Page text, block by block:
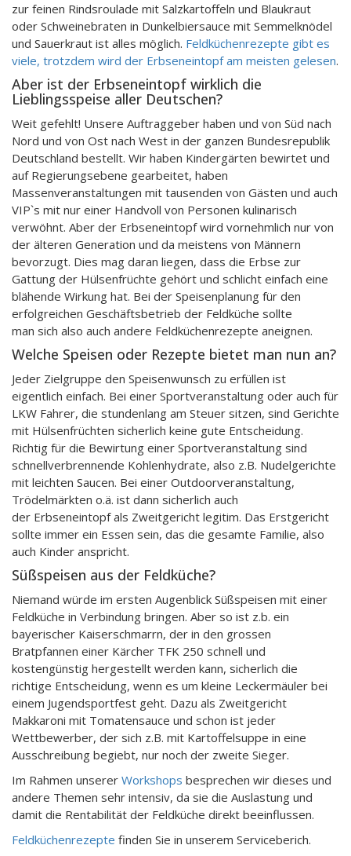
zur feinen Rindsroulade mit Salzkartoffeln und Blaukraut
oder Schweinebraten in Dunkelbiersauce mit Semmelknödel
und Sauerkraut ist alles möglich. Feldküchenrezepte gibt es
viele, trotzdem wird der Erbseneintopf am meisten gelesen.
Aber ist der Erbseneintopf wirklich die
Lieblingsspeise aller Deutschen?
Weit gefehlt! Unsere Auftraggeber haben und von Süd nach
Nord und von Ost nach West in der ganzen Bundesrepublik
Deutschland bestellt. Wir haben Kindergärten bewirtet und
auf Regierungsebene gearbeitet, haben
Massenveranstaltungen mit tausenden von Gästen und auch
VIP`s mit nur einer Handvoll von Personen kulinarisch
verwöhnt. Aber der Erbseneintopf wird vornehmlich nur von
der älteren Generation und da meistens von Männern
bevorzugt. Dies mag daran liegen, dass die Erbse zur
Gattung der Hülsenfrüchte gehört und schlicht einfach eine
blähende Wirkung hat. Bei der Speisenplanung für den
erfolgreichen Geschäftsbetrieb der Feldküche sollte
man sich also auch andere Feldküchenrezepte aneignen.
Welche Speisen oder Rezepte bietet man nun an?
Jeder Zielgruppe den Speisenwunsch zu erfüllen ist
eigentlich einfach. Bei einer Sportveranstaltung oder auch für
LKW Fahrer, die stundenlang am Steuer sitzen, sind Gerichte
mit Hülsenfrüchten sicherlich keine gute Entscheidung.
Richtig für die Bewirtung einer Sportveranstaltung sind
schnellverbrennende Kohlenhydrate, also z.B. Nudelgerichte
mit leichten Saucen. Bei einer Outdoorveranstaltung,
Trödelmärkten o.ä. ist dann sicherlich auch
der Erbseneintopf als Zweitgericht legitim. Das Erstgericht
sollte immer ein Essen sein, das die gesamte Familie, also
auch Kinder anspricht.
Süßspeisen aus der Feldküche?
Niemand würde im ersten Augenblick Süßspeisen mit einer
Feldküche in Verbindung bringen. Aber so ist z.b. ein
bayerischer Kaiserschmarrn, der in den grossen
Bratpfannen einer Kärcher TFK 250 schnell und
kostengünstig hergestellt werden kann, sicherlich die
richtige Entscheidung, wenn es um kleine Leckermäuler bei
einem Jugendsportfest geht. Dazu als Zweitgericht
Makkaroni mit Tomatensauce und schon ist jeder
Wettbewerber, der sich z.B. mit Kartoffelsuppe in eine
Ausschreibung begiebt, nur noch der zweite Sieger.
Im Rahmen unserer Workshops besprechen wir dieses und
andere Themen sehr intensiv, da sie die Auslastung und
damit die Rentabilität der Feldküche direkt beeinflussen.
Feldküchenrezepte finden Sie in unserem Serviceberich.